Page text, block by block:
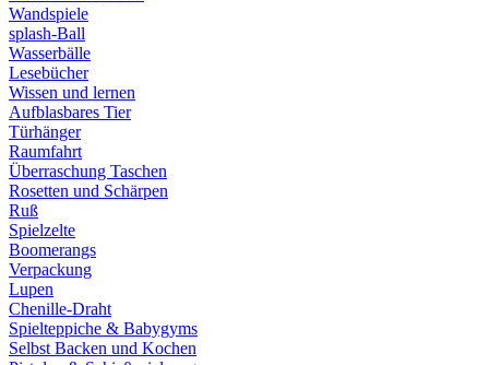
Wandspiele
splash-Ball
Wasserbälle
Lesebücher
Wissen und lernen
Aufblasbares Tier
Türhänger
Raumfahrt
Überraschung Taschen
Rosetten und Schärpen
Ruß
Spielzelte
Boomerangs
Verpackung
Lupen
Chenille-Draht
Spielteppiche & Babygyms
Selbst Backen und Kochen